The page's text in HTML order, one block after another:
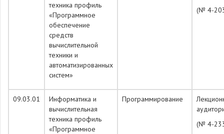
техника профиль
«Программное
обеспечение
средств
вычислительной
техники и
автоматизированных
систем»
(№ 4-
09.03.01
Информатика и
вычислительная
техника профиль
«Программное
Программирование
(№ 4-